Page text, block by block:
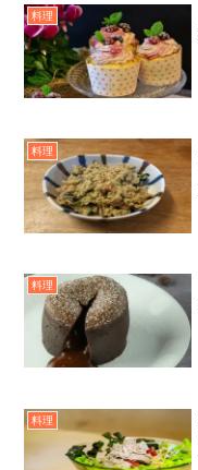
料理
料理
料理
料理